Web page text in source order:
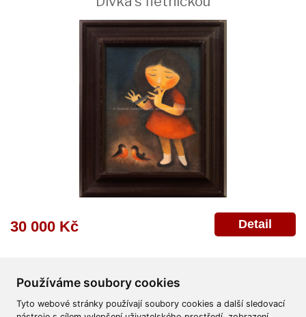
Používáme soubory cookies
Tyto webové stránky používají soubory cookies a další sledovací
30 000 Kč Detail